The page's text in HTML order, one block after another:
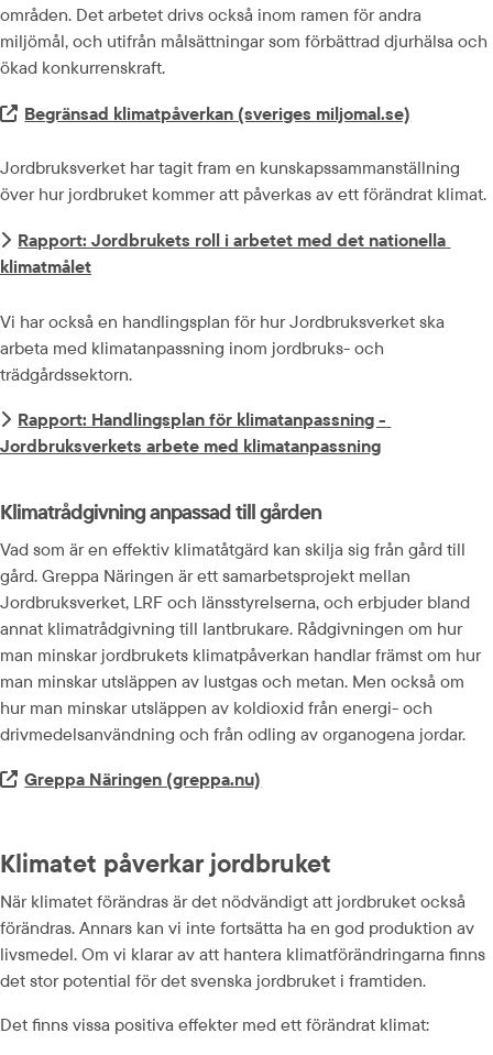
områden. Det arbetet drivs också inom ramen för andra
miljömål, och utifrån målsättningar som förbättrad djurhälsa och
ökad konkurrenskraft.
Extern länk.
Begränsad klimatpåverkan (sveriges miljomal.se)
Jordbruksverket har tagit fram en kunskapssammanställning
över hur jordbruket kommer att påverkas av ett förändrat klimat.
Rapport: Jordbrukets roll i arbetet med det nationella
klimatmålet
Vi har också en handlingsplan för hur Jordbruksverket ska
arbeta med klimatanpassning inom jordbruks- och
trädgårdssektorn.
Rapport: Handlingsplan för klimatanpassning -
Jordbruksverkets arbete med klimatanpassning
Klimatrådgivning anpassad till gården
Vad som är en effektiv klimatåtgärd kan skilja sig från gård till
gård. Greppa Näringen är ett samarbetsprojekt mellan
Jordbruksverket, LRF och länsstyrelserna, och erbjuder bland
annat klimatrådgivning till lantbrukare. Rådgivningen om hur
man minskar jordbrukets klimatpåverkan handlar främst om hur
man minskar utsläppen av lustgas och metan. Men också om
hur man minskar utsläppen av koldioxid från energi- och
drivmedelsanvändning och från odling av organogena jordar.
Extern länk.
Greppa Näringen (greppa.nu)
Klimatet påverkar jordbruket
När klimatet förändras är det nödvändigt att jordbruket också
förändras. Annars kan vi inte fortsätta ha en god produktion av
livsmedel. Om vi klarar av att hantera klimatförändringarna finns
det stor potential för det svenska jordbruket i framtiden.
Det finns vissa positiva effekter med ett förändrat klimat: